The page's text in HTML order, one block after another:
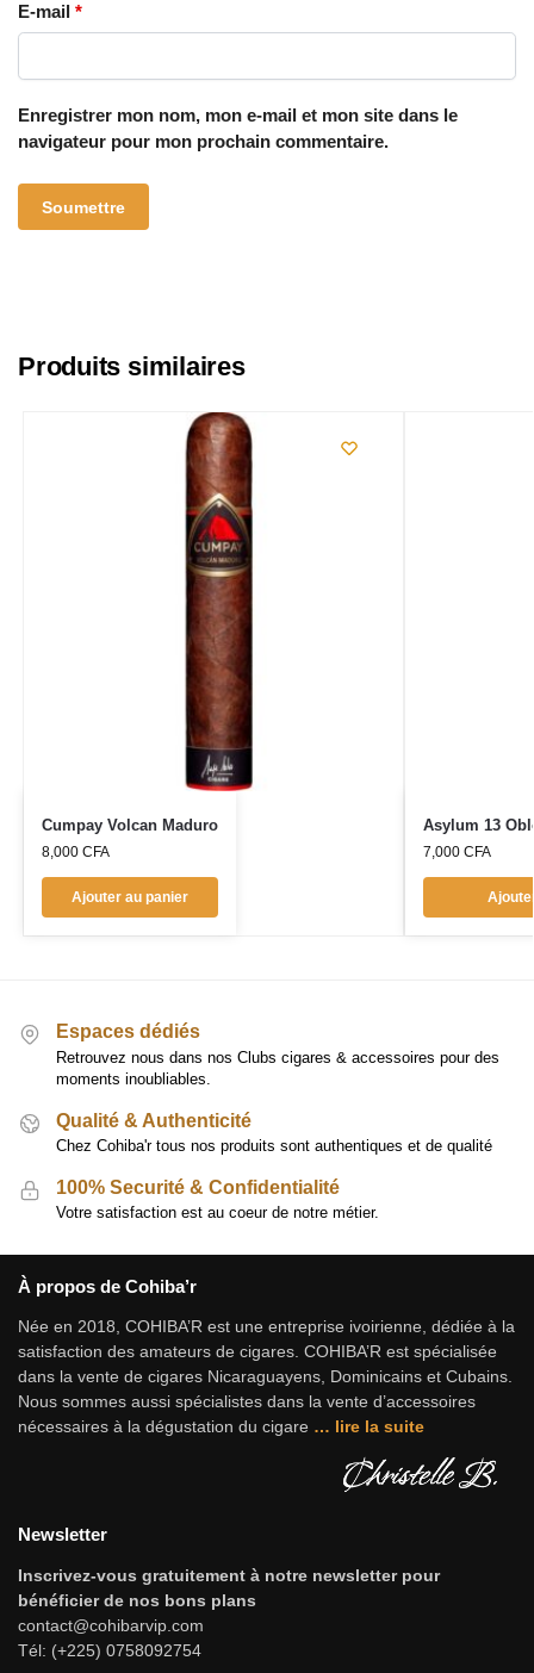
E-mail *
Enregistrer mon nom, mon e-mail et mon site dans le
navigateur pour mon prochain commentaire.
Produits similaires
Cumpay Volcan Maduro
8,000 CFA
Ajouter au panier
Asylum 13
7,000 CFA
Espaces dédiés
Retrouvez nous dans nos Clubs cigares & accessoires pour des
moments inoubliables.
Qualité & Authenticité
Chez Cohiba'r tous nos produits sont authentiques et de qualité
100% Securité & Confidentialité
Votre satisfaction est au coeur de notre métier.
À propos de Cohiba’r
Née en 2018, COHIBA’R est une entreprise ivoirienne, dédiée à la
satisfaction des amateurs de cigares. COHIBA’R est spécialisée
dans la vente de cigares Nicaraguayens, Dominicains et Cubains.
Nous sommes aussi spécialistes dans la vente d’accessoires
nécessaires à la dégustation du cigare … lire la suite
Newsletter
Inscrivez-vous gratuitement à notre newsletter pour
bénéficier de nos bons plans
contact@cohibarvip.com
Tél: (+225) 0758092754